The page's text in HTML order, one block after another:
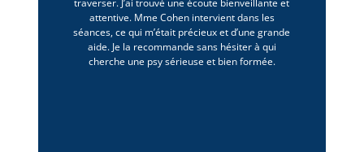
attentive. Mme Cohen intervient dans les
séances, ce qui m’était précieux et d’une grande
aide. Je la recommande sans hésiter à qui
cherche une psy sérieuse et bien formée.